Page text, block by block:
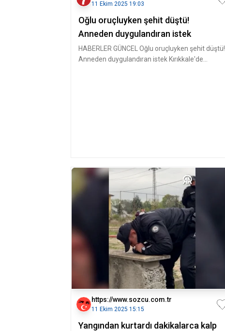
11 Ekim 2025 19:03
Oğlu oruçluyken şehit düştü!
Anneden duygulandıran istek
HABERLER GÜNCEL Oğlu oruçluyken şehit düştü!
Anneden duygulandıran istek Kırıkkale'de
https://www.sozcu.com.tr
11 Ekim 2025 15:15
Yangından kurtardı dakikalarca kalp